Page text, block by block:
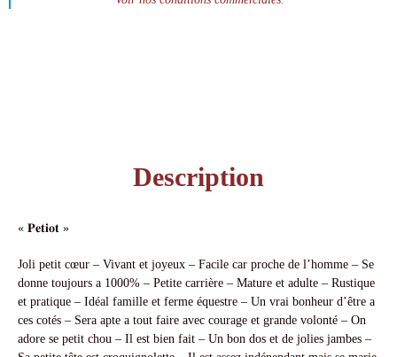
Description
« 𝐏𝐞𝐭𝐢𝐨𝐭 »
Joli petit cœur – Vivant et joyeux – Facile car proche de l’homme – Se
donne toujours a 1000% – Petite carrière – Mature et adulte – Rustique
et pratique – Idéal famille et ferme équestre – Un vrai bonheur d’être a
ces cotés – Sera apte a tout faire avec courage et grande volonté – On
adore se petit chou – Il est bien fait – Un bon dos et de jolies jambes –